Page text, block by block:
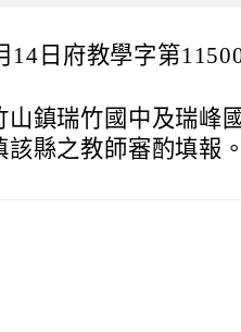
14日府教學字第
鎮瑞竹國中及瑞峰
縣之教師審酌填報。